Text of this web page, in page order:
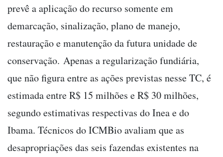
prevê a aplicação do recurso somente em
demarcação, sinalização, plano de manejo,
restauração e manutenção da futura unidade de
conservação. Apenas a regularização fundiária,
que não figura entre as ações previstas nesse TC, é
estimada entre R$ 15 milhões e R$ 30 milhões,
segundo estimativas respectivas do Inea e do
Ibama. Técnicos do ICMBio avaliam que as
desapropriações das seis fazendas existentes na